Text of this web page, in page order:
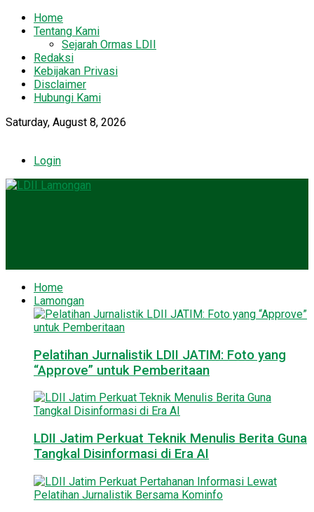
Home
Tentang Kami
Sejarah Ormas LDII
Redaksi
Kebijakan Privasi
Disclaimer
Hubungi Kami
Saturday, August 8, 2026
Login
Home
Lamongan
Pelatihan Jurnalistik LDII JATIM: Foto yang
“Approve” untuk Pemberitaan
LDII Jatim Perkuat Teknik Menulis Berita Guna
Tangkal Disinformasi di Era AI